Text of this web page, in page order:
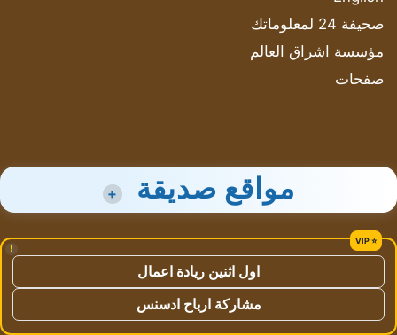
صحيفة 24 لمعلوماتك
مؤسسة اشراق العالم
صفحات
مواقع صديقة +
!
اول اثنين ريادة اعمال
مشاركة ارباح ادسنس